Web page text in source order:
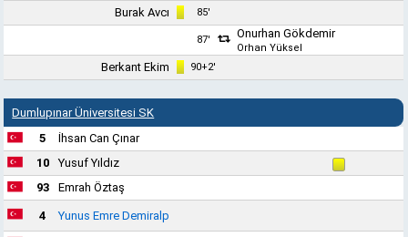
Burak Avcı 85'
87' Onurhan Gökdemir
Orhan Yüksel
Berkant Ekim 90+2'
Dumlupınar Üniversitesi SK
5
İhsan Can Çınar
10
Yusuf Yıldız
93
Emrah Öztaş
4
Yunus Emre Demiralp